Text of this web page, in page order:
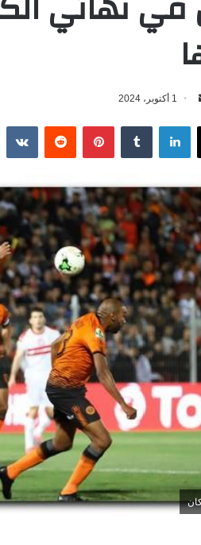
ل
ر
د
ا
إ
ل
ك
ت
ر
ن
1 أكتوبر، 2024
‫X لينكدإن بينتيريست